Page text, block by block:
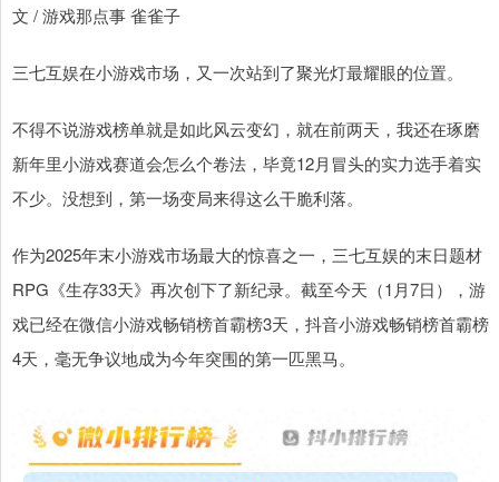
文 / 游戏那点事 雀雀子
三七互娱在小游戏市场，又一次站到了聚光灯最耀眼的位置。
不得不说游戏榜单就是如此风云变幻，就在前两天，我还在琢磨
新年里小游戏赛道会怎么个卷法，毕竟12月冒头的实力选手着实
不少。没想到，第一场变局来得这么干脆利落。
作为2025年末小游戏市场最大的惊喜之一，三七互娱的末日题材
RPG《生存33天》再次创下了新纪录。截至今天（1月7日），游
戏已经在微信小游戏畅销榜首霸榜3天，抖音小游戏畅销榜首霸榜
4天，毫无争议地成为今年突围的第一匹黑马。